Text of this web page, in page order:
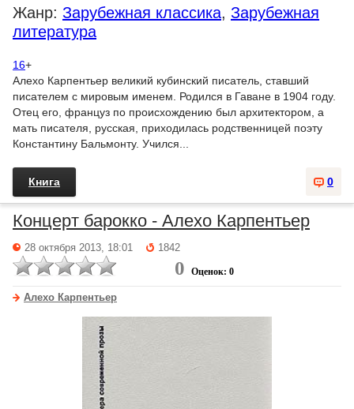
Жанр: Зарубежная классика, Зарубежная
литература
16+
Алехо Карпентьер великий кубинский писатель, ставший
писателем с мировым именем. Родился в Гаване в 1904 году.
Отец его, француз по происхождению был архитектором, а
мать писателя, русская, приходилась родственницей поэту
Константину Бальмонту. Учился...
0
Книга
Концерт барокко - Алехо Карпентьер
28 октября 2013, 18:01 1842
0 Оценок: 0
Алехо Карпентьер